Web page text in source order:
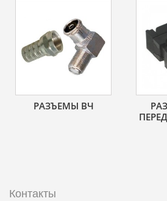
РАЗЪЕМЫ ВЧ
Контакты